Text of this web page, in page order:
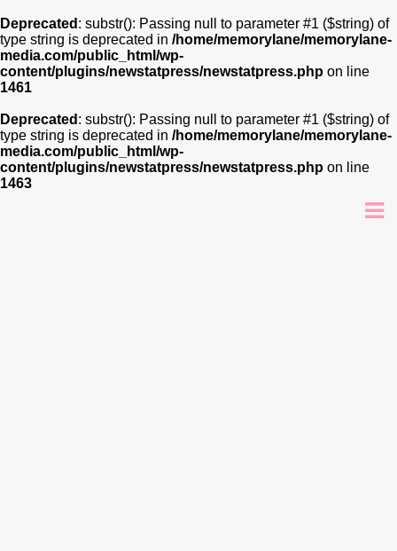
Deprecated : substr(): Passing null to parameter #1 ($string) of
type string is deprecated in /home/memorylane/memorylane-
media.com/public_html/wp-
content/plugins/newstatpress/newstatpress.php on line
1461
Deprecated : substr(): Passing null to parameter #1 ($string) of
type string is deprecated in /home/memorylane/memorylane-
media.com/public_html/wp-
content/plugins/newstatpress/newstatpress.php on line
1463